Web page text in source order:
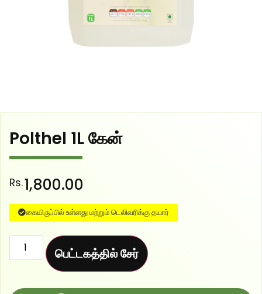
Polthel 1L கேன்
Rs.1,800.00
கையிருப்பில் உள்ளது மற்றும் டெலிவரிக்கு தயார்
பெட்டகத்தில் சேர்